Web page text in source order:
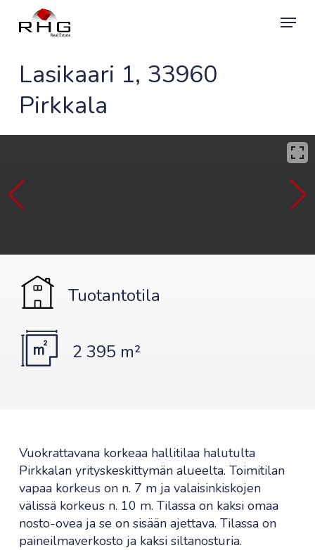
Menu
Lasikaari 1, 33960
Pirkkala
Tuotantotila
2 395 m²
Vuokrattavana korkeaa hallitilaa halutulta
Pirkkalan yrityskeskittymän alueelta. Toimitilan
vapaa korkeus on n. 7 m ja valaisinkiskojen
välissä korkeus n. 10 m. Tilassa on kaksi omaa
nosto-ovea ja se on sisään ajettava. Tilassa on
paineilmaverkosto ja kaksi siltanosturia.